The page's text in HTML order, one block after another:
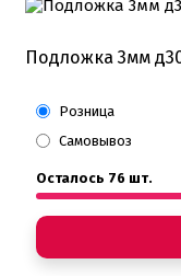
Подложка 3мм
Розница
Самовывоз
Осталось 76 шт.